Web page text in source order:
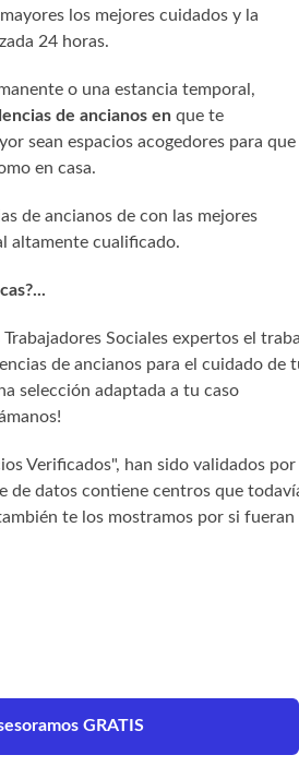
los mejores cuidados y la
24 horas.
o una estancia temporal,
de ancianos en que te
sean espacios acogedores para que
en casa.
de ancianos de con las mejores
altamente cualificado.
Sociales expertos el
de ancianos para el cuidado de
selección adaptada a tu caso
Verificados", han sido validados por
de datos contiene centros que
te los mostramos por si fueran
GRATIS